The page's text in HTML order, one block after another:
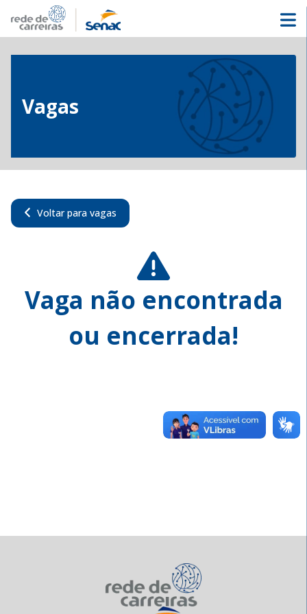
Vagas
Voltar para vagas
Vaga não encontrada
ou encerrada!